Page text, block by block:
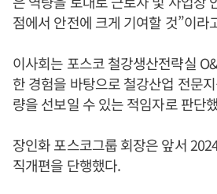
점에서 안전에 크게 기여할 것”이라
이사회는 포스코 철강생산전략실
한 경험을 바탕으로 철강산업 전문
량을 선보일 수 있는 적임자로 판단
장인화 포스코그룹 회장은 앞서
직개편을 단행했다.